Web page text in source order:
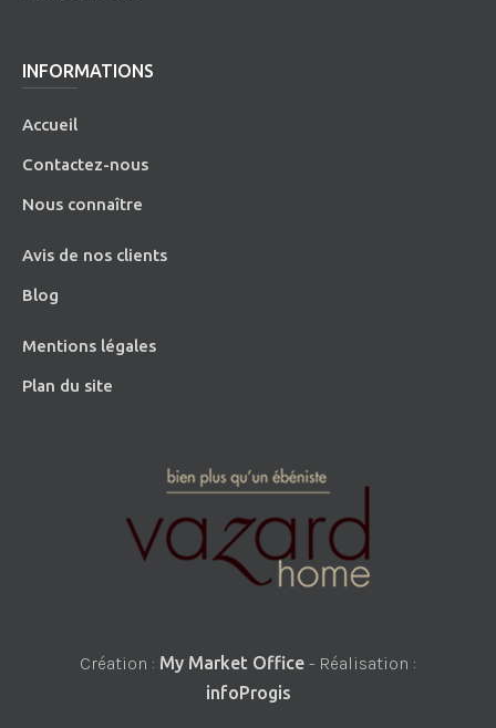
INFORMATIONS
Accueil
Contactez-nous
Nous connaître
Avis de nos clients
Blog
Mentions légales
Plan du site
Création : My Market Office - Réalisation :
infoProgis